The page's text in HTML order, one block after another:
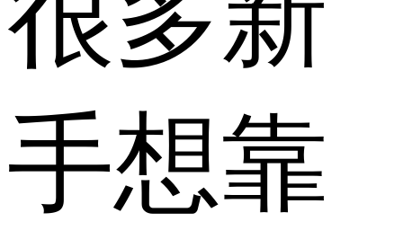
手想靠